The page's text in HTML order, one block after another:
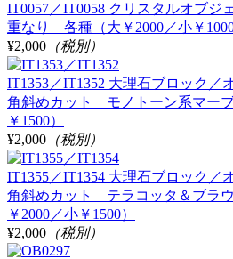
IT0057／IT0058 クリスタルオブ
重なり 各種（大￥2000／小￥1000
¥2,000 （税別）
IT1353／IT1352 大理石ブロック
角斜めカット モノトーン系マー
￥1500）
¥2,000 （税別）
IT1355／IT1354 大理石ブロック
角斜めカット テラコッタ＆ブラ
￥2000／小￥1500）
¥2,000 （税別）